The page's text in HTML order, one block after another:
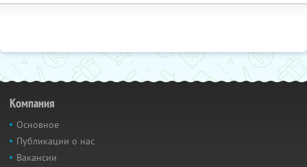
Компания
Основное
Публикации о нас
Вакансии